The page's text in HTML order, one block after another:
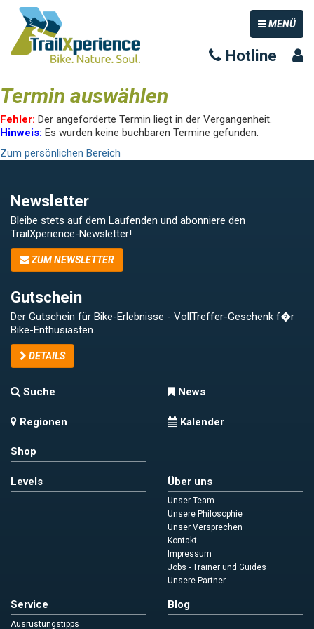
TOGGLE
MENÜ
Hotline
Termin auswählen
Fehler: Der angeforderte Termin liegt in der Vergangenheit.
Hinweis: Es wurden keine buchbaren Termine gefunden.
Zum persönlichen Bereich
Newsletter
Bleibe stets auf dem Laufenden und abonniere den
TrailXperience-Newsletter!
ZUM NEWSLETTER
Gutschein
Der Gutschein für Bike-Erlebnisse - VollTreffer-Geschenk f�r
Bike-Enthusiasten.
DETAILS
Suche News
Regionen Kalender
Shop
Levels Über uns
Unser Team
Unsere Philosophie
Unser Versprechen
Kontakt
Impressum
Jobs - Trainer und Guides
Unsere Partner
Service
Ausrüstungstipps
Blog